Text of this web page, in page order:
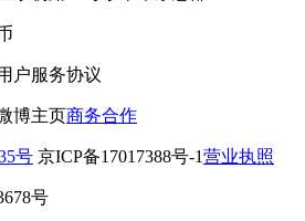
户服务协议
博主页商务合作
号 京ICP备17017388号-1营业执照
号